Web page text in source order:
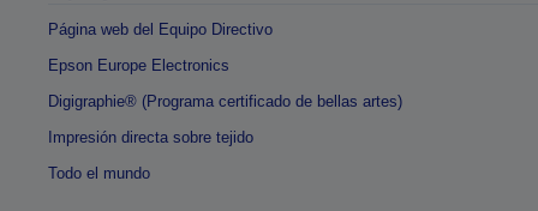
Página web del Equipo Directivo
Epson Europe Electronics
Digigraphie® (Programa certificado de bellas artes)
Impresión directa sobre tejido
Todo el mundo